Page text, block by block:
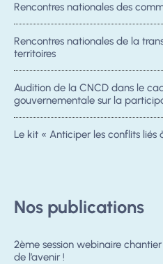
Rencontres nationales des
Rencontres nationales de la
territoires
Audition de la CNCD dans le
gouvernementale sur la
Le kit « Anticiper les conflits liés
Nos publications
2ème session webinaire
de l’avenir !